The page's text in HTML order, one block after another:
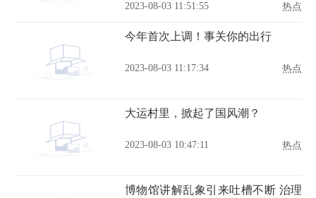
2023-08-03 11:51:55 热点
今年首次上调！事关你的出行
2023-08-03 11:17:34 热点
大运村里，掀起了国风潮？
2023-08-03 10:47:11 热点
博物馆讲解乱象引来吐槽不断 治理